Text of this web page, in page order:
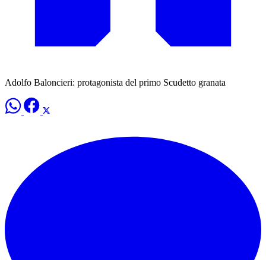
Adolfo Baloncieri: protagonista del primo Scudetto granata